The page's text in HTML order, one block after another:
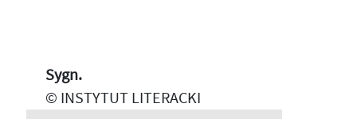
Sygn.
© INSTYTUT LITERACKI